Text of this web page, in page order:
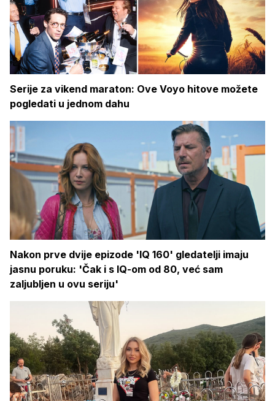
Serije za vikend maraton: Ove Voyo hitove možete
pogledati u jednom dahu
Nakon prve dvije epizode 'IQ 160' gledatelji imaju
jasnu poruku: 'Čak i s IQ-om od 80, već sam
zaljubljen u ovu seriju'